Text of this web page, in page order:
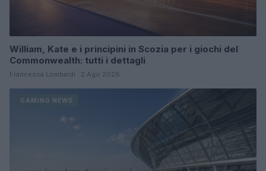
William, Kate e i principini in Scozia per i giochi del
Commonwealth: tutti i dettagli
Francesca Lombardi · 2 Ago 2026
GAMING NEWS